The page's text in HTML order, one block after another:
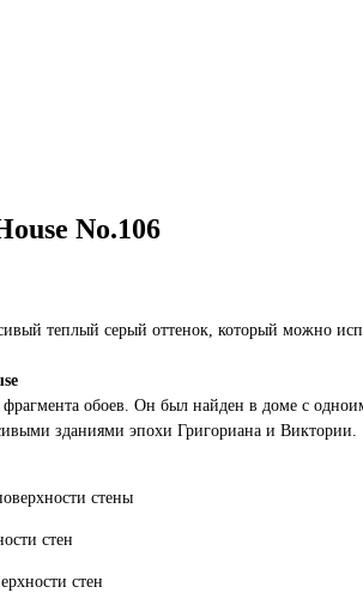
No.106
теплый серый оттенок, который можно
фрагмента обоев. Он был найден в доме с
зданиями эпохи Григориана и Виктории.
стены
стен
стен